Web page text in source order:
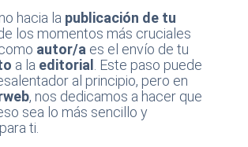
hacia la publicación de tu
los momentos más cruciales
autor/aes el envío de tu
a la editorial . Este paso puede
al principio, pero en
, nos dedicamos a hacer que
sea lo más sencillo y
ti.